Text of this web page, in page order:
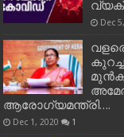
Dec
ആരോഗ്യമന്ത്രി….
Dec 1, 2020 1